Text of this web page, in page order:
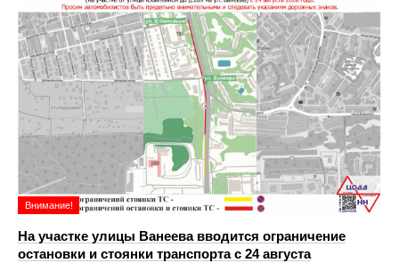
Внимание!
На участке улицы Ванеева вводится ограничение
остановки и стоянки транспорта с 24 августа